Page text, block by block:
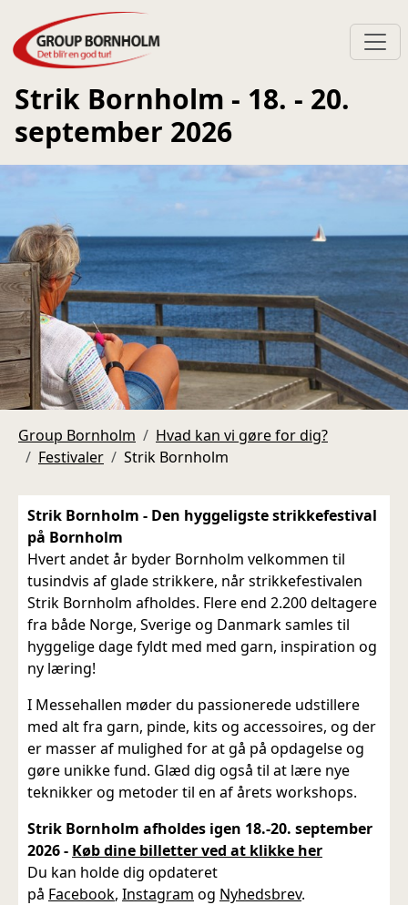
Strik Bornholm - 18. - 20.
september 2026
Group Bornholm
Hvad kan vi gøre for dig?
Festivaler
Strik Bornholm
Strik Bornholm - Den hyggeligste strikkefestival
på Bornholm
Hvert andet år byder Bornholm velkommen til
tusindvis af glade strikkere, når strikkefestivalen
Strik Bornholm afholdes. Flere end 2.200 deltagere
fra både Norge, Sverige og Danmark samles til
hyggelige dage fyldt med med garn, inspiration og
ny læring!
I Messehallen møder du passionerede udstillere
med alt fra garn, pinde, kits og accessoires, og der
er masser af mulighed for at gå på opdagelse og
gøre unikke fund. Glæd dig også til at lære nye
teknikker og metoder til en af årets workshops.
Strik Bornholm afholdes igen 18.-20. september
2026 - Køb dine billetter ved at klikke her
Du kan holde dig opdateret
på Facebook, Instagram og Nyhedsbrev.